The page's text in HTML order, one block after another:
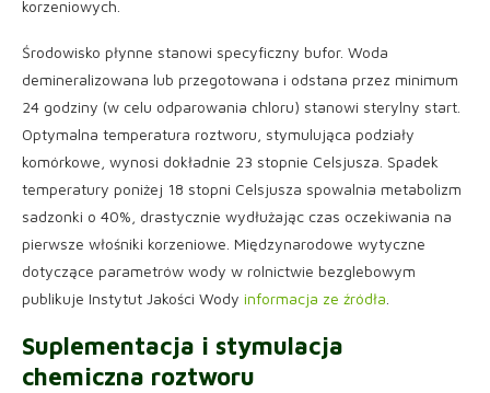
korzeniowych.
Środowisko płynne stanowi specyficzny bufor. Woda
demineralizowana lub przegotowana i odstana przez minimum
24 godziny (w celu odparowania chloru) stanowi sterylny start.
Optymalna temperatura roztworu, stymulująca podziały
komórkowe, wynosi dokładnie 23 stopnie Celsjusza. Spadek
temperatury poniżej 18 stopni Celsjusza spowalnia metabolizm
sadzonki o 40%, drastycznie wydłużając czas oczekiwania na
pierwsze włośniki korzeniowe. Międzynarodowe wytyczne
dotyczące parametrów wody w rolnictwie bezglebowym
publikuje Instytut Jakości Wody informacja ze źródła
Suplementacja i stymulacja
chemiczna roztworu